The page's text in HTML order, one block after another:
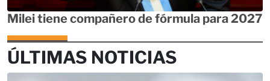
Milei tiene compañero de fórmula para 2027
ÚLTIMAS NOTICIAS